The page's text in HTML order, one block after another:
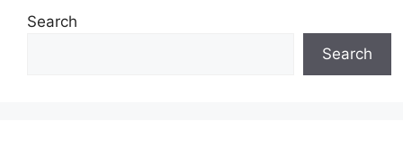
Search
Search